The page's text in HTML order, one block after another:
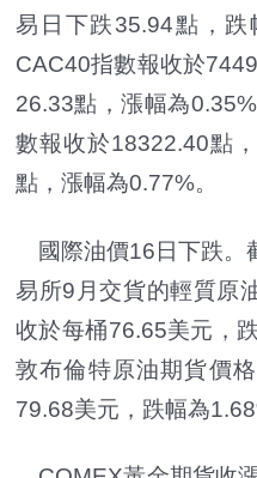
易日下跌35.94點，
CAC40指數報收於
26.33點，漲幅為
數報收於18322.40點
點，漲幅為0.77%。
國際油價16日下跌。
易所9月交貨的輕質原
收於每桶76.65美元，
敦布倫特原油期貨價
79.68美元，跌幅為